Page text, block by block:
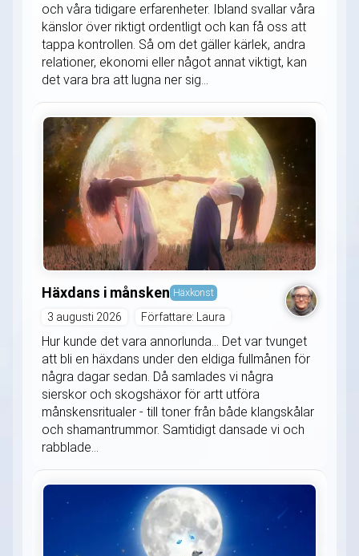
och våra tidigare erfarenheter. Ibland svallar våra
känslor över riktigt ordentligt och kan få oss att
tappa kontrollen. Så om det gäller kärlek, andra
relationer, ekonomi eller något annat viktigt, kan
det vara bra att lugna ner sig...
Häxdans i månsken Häxkonst
3 augusti 2026 Författare: Laura
Hur kunde det vara annorlunda... Det var tvunget
att bli en häxdans under den eldiga fullmånen för
några dagar sedan. Då samlades vi några
sierskor och skogshäxor för artt utföra
månskensritualer - till toner från både klangskålar
och shamantrummor. Samtidigt dansade vi och
rabblade...